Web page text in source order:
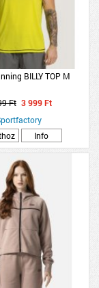
BILLY TOP M
Ft 3 999 Ft
Info